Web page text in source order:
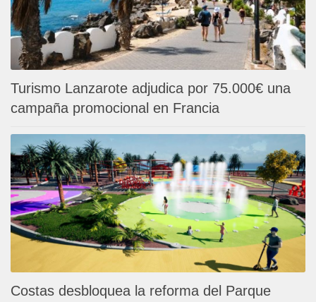
Turismo Lanzarote adjudica por 75.000€ una
campaña promocional en Francia
Costas desbloquea la reforma del Parque